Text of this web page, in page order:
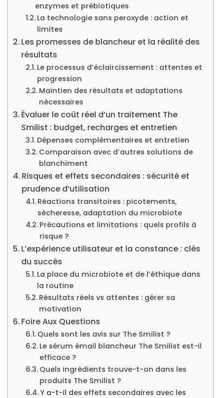
enzymes et prébiotiques
La technologie sans peroxyde : action et
limites
Les promesses de blancheur et la réalité des
résultats
Le processus d’éclaircissement : attentes et
progression
Maintien des résultats et adaptations
nécessaires
Évaluer le coût réel d’un traitement The
Smilist : budget, recharges et entretien
Dépenses complémentaires et entretien
Comparaison avec d’autres solutions de
blanchiment
Risques et effets secondaires : sécurité et
prudence d’utilisation
Réactions transitoires : picotements,
sécheresse, adaptation du microbiote
Précautions et limitations : quels profils à
risque ?
L’expérience utilisateur et la constance : clés
du succès
La place du microbiote et de l’éthique dans
la routine
Résultats réels vs attentes : gérer sa
motivation
Foire Aux Questions
Quels sont les avis sur The Smilist ?
Le sérum émail blancheur The Smilist est-il
efficace ?
Quels ingrédients trouve-t-on dans les
produits The Smilist ?
Y a-t-il des effets secondaires avec les